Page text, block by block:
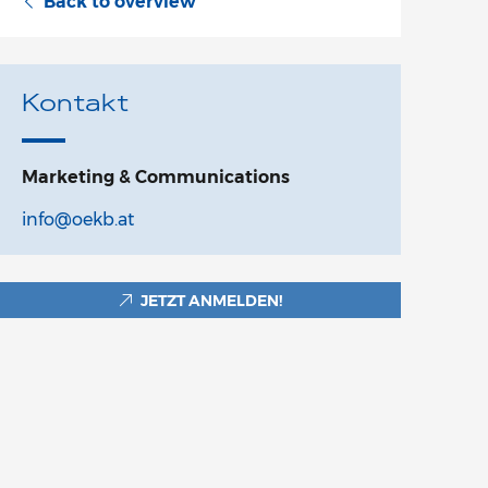
Kontakt
Marketing & Communications
info@oekb.at
JETZT ANMELDEN!